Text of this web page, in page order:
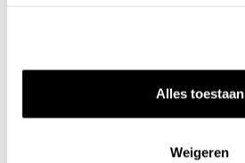
Alles toestaan
Weigeren